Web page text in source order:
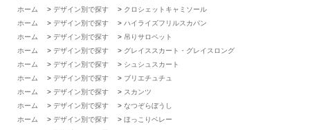
ホーム
> デザイン別で探す > クロシェットキャミソール
ホーム
> デザイン別で探す > ハイライズフリルスカパン
ホーム
> デザイン別で探す > 吊りサロペット
ホーム
> デザイン別で探す > グレイススカート・グレイスロング
ホーム
> デザイン別で探す > シュシュスカート
ホーム
> デザイン別で探す > ブリエチュチュ
ホーム
> デザイン別で探す > スカンツ
ホーム
> デザイン別で探す > なつぞらぼうし
ホーム
> デザイン別で探す > ほっこりベレー